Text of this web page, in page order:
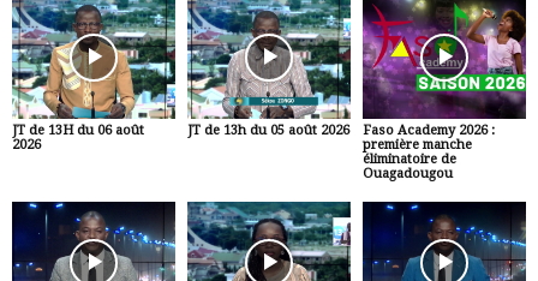
JT de 13H du 06 août
2026
JT de 13h du 05 août 2026
Faso Academy 2026 :
première manche
éliminatoire de
Ouagadougou